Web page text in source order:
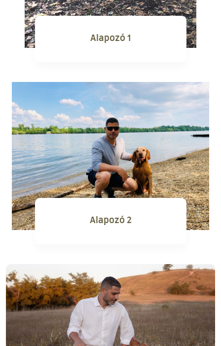
Alapozó 1
Alapozó 2